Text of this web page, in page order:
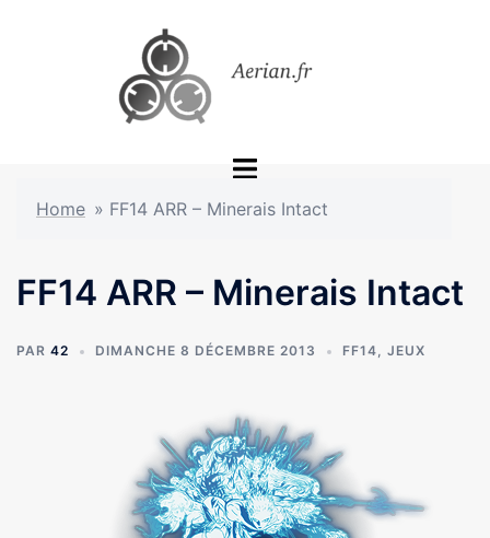
Ouvrir/fermer
menu
Home » FF14 ARR – Minerais Intact
FF14 ARR – Minerais Intact
PAR 42 DIMANCHE 8 DÉCEMBRE 2013 FF14, JEUX